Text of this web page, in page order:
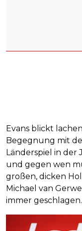
Evans blickt
Begegnung mit
Länderspiel in der
und gegen wen
großen, dicken
Michael van
immer